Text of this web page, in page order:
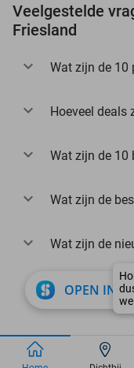
Veelgestelde
Friesland
Wat zijn de 10
Hoeveel deals
Wat zijn de 10
Wat zijn de
Wat zijn de
OPEN IN